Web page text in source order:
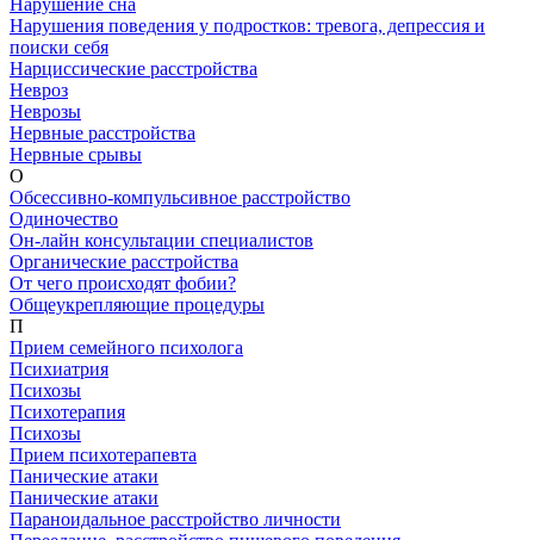
Нарушения поведения у подростков: тревога, депрессия и
поиски себя
Нарциссические расстройства
Невроз
Неврозы
Нервные расстройства
Нервные срывы
О
Обсессивно-компульсивное расстройство
Одиночество
Он-лайн консультации специалистов
Органические расстройства
От чего происходят фобии?
Общеукрепляющие процедуры
П
Прием семейного психолога
Психиатрия
Психозы
Психотерапия
Психозы
Прием психотерапевта
Панические атаки
Панические атаки
Параноидальное расстройство личности